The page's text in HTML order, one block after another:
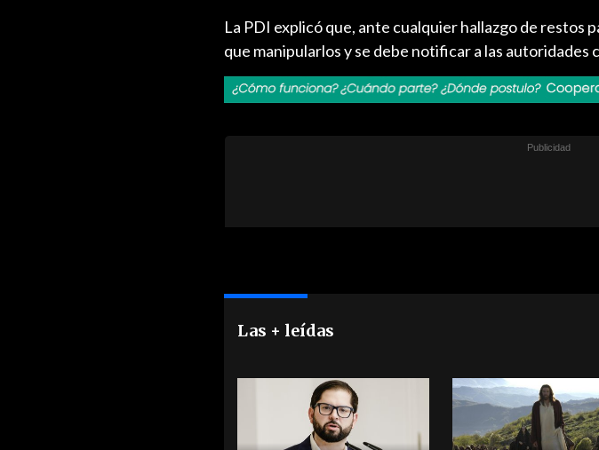
La PDI explicó que, ante cualquier hallazgo de restos
que manipularlos y se debe notificar a las autoridades
Las + leídas